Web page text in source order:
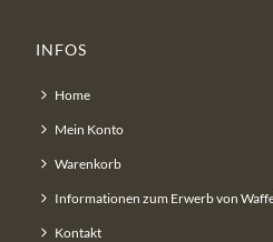
INFOS
Home
Mein Konto
Warenkorb
Informationen zum Erwerb von
Kontakt